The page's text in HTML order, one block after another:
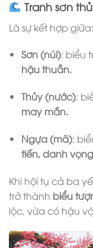
Tranh sơn
Là sự kết hợp giữa:
Sơn (núi): biểu
hậu thuẫn.
Thủy (nước):
may mắn.
Ngựa (mã):
tiến, danh
Khi hội tụ cả ba
trở thành biểu
lộc, vừa có hậu